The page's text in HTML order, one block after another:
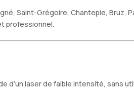
Saint-Grégoire, Chantepie, Bruz,
professionnel.
d’un laser de faible intensité, sans